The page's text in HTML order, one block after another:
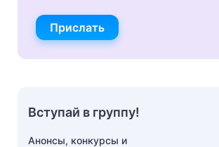
Прислать
Вступай в группу!
Анонсы, конкурсы и